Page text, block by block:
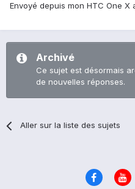
Envoyé depuis mon HTC One X
Archivé
Ce sujet est désormais
de nouvelles réponses.
Aller sur la liste des sujets